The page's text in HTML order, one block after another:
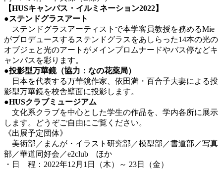
【HUSキャンパス・イルミネーション2022】
●ステンドグラスアート
ステンドグラスアーティストで本学客員教授を務めるMie
がプロデュースするステンドグラスをあしらった14本の光の
オブジェと光のアートがメインプロムナードやバス停などキ
ャンパスを彩ります。
●投影型万華鏡（協力：なの花薬局）
日本を代表する万華鏡作家、依田満・百合子夫妻による投
影型万華鏡を校舎壁面に投影します。
●HUSクラブミュージアム
文化系クラブを中心とした学生の作品を、学内各所に展示
します。どうぞご自由にご覧ください。
《出展予定団体》
美術部／まんが・イラスト研究部／模型部／書道部／写真
部／華道同好会／e2club ほか
・日 程：2022年12月1日（木）～ 23日（金）